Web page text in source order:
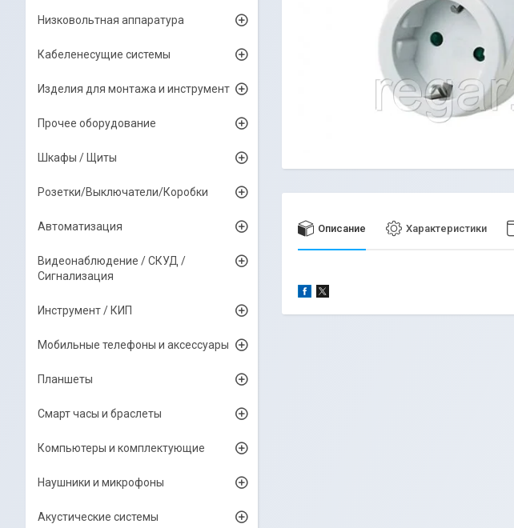
Описание Характеристики
Низковольтная аппаратура
Кабеленесущие системы
Изделия для монтажа и инструмент
Прочее оборудование
Шкафы / Щиты
Розетки/Выключатели/Коробки
Автоматизация
Видеонаблюдение / СКУД /
Сигнализация
Инструмент / КИП
Мобильные телефоны и аксессуары
Планшеты
Смарт часы и браслеты
Компьютеры и комплектующие
Наушники и микрофоны
Акустические системы